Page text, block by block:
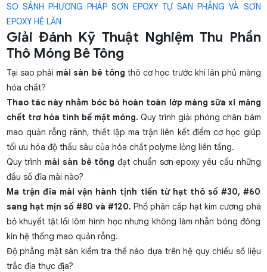
SO SÁNH PHƯƠNG PHÁP SƠN EPOXY TỰ SAN PHẲNG VÀ SƠN
EPOXY HỆ LĂN
Giải Đánh Kỹ Thuật Nghiệm Thu Phần
Thô Móng Bê Tông
Tại sao phải mài sàn bê tông thô cơ học trước khi lăn phủ màng
hóa chất?
Thao tác này nhằm bóc bỏ hoàn toàn lớp màng sữa xi măng
chết trơ hóa tính bề mặt móng. Quy trình giải phóng chân bám
mao quản rỗng rãnh, thiết lập ma trận liên kết điểm cơ học giúp
tối ưu hóa độ thấu sâu của hóa chất polyme lỏng liên tầng.
Quy trình mài sàn bê tông đạt chuẩn sơn epoxy yêu cầu những
đầu số đĩa mài nào?
Ma trận đĩa mài vận hành tịnh tiến từ hạt thô số #30, #60
sang hạt mịn số #80 và #120. Phổ phân cấp hạt kim cương phá
bỏ khuyết tật lồi lõm hình học nhưng không làm nhẵn bóng đóng
kín hệ thống mao quản rỗng.
Độ phẳng mặt sàn kiểm tra thế nào dựa trên hệ quy chiếu số liệu
trắc địa thực địa?